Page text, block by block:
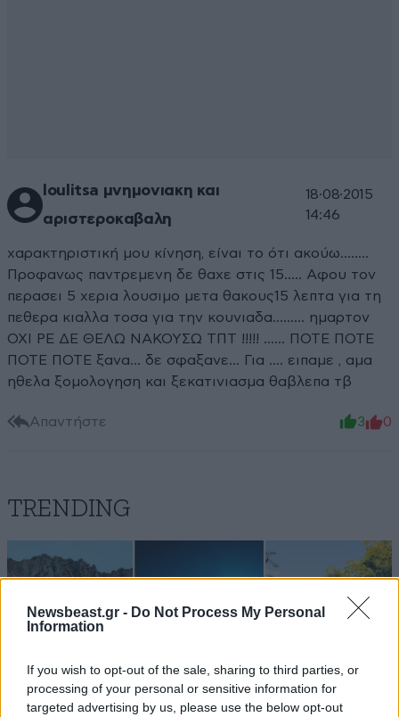
Newsbeast.gr - Do Not Process My Personal
Information
If you wish to opt-out of the sale, sharing to third parties, or
processing of your personal or sensitive information for
targeted advertising by us, please use the below opt-out
loulitsa μνημονιακη και
αριστεροκαβαλη
18·08·2015
14:46
xαρακτηριστική μου κίνηση, είναι το ότι ακούω........
Προφανως παντρεμενη δε θαχε στις 15..... Αφου τον
περασει 5 χερια λουσιμο μετα θακους15 λεπτα για τη
πεθερα κιαλλα τοσα για την κουνιαδα......... ημαρτον
ΟΧΙ ΡΕ ΔΕ ΘΕΛΩ ΝΑΚΟΥΣΩ ΤΠΤ !!!!! ...... ΠΟΤΕ ΠΟΤΕ
ΠΟΤΕ ΠΟΤΕ ξανα... δε σφαξανε... Για .... ειπαμε , αμα
ηθελα ξομολογηση και ξεκατινιασμα θαβλεπα τβ
Απαντήστε 3 0
TRENDING